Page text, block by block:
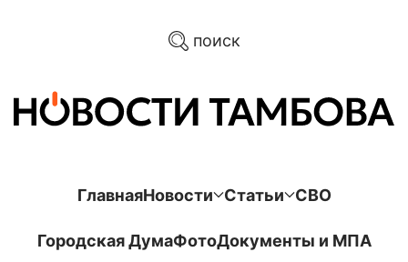
поиск
ГлавнаяНовости Статьи СВО
Городская ДумаФотоДокументы и МПА